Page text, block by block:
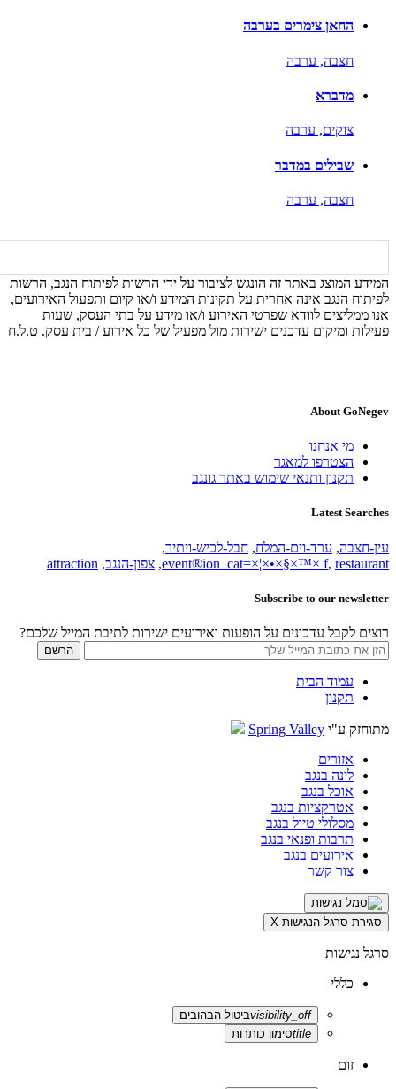
החאן צימרים בערבה
חצבה, ערבה
מדברא
צוקים, ערבה
שבילים במדבר
חצבה, ערבה
המידע המוצג באתר זה הונגש לציבור על ידי הרשות לפיתוח הנגב, הרשות
לפיתוח הנגב אינה אחרית על תקינות המידע ו/או קיום ותפעול האירועים,
אנו ממליצים לוודא שפרטי האירוע ו/או מידע על בתי העסק, שעות
פעילות ומיקום עדכנים ישירות מול מפעיל של כל אירוע / בית עסק. ט.ל.ח
About GoNegev
מי אנחנו
הצטרפו למאגר
תקנון ותנאי שימוש באתר גונגב
Latest Searches
עין-חצבה, ערד-וים-המלח, חבל-לכיש-ויתיר,
event®ion_cat=×¦×•×§×™× f, restaurant
, צפון-הנגב,
attraction
Subscribe to our newsletter
רוצים לקבל עדכונים על הופעות ואירועים ישירות לתיבת המייל שלכם?
עמוד הבית
תקנון
מתוחזק ע"י Spring Valley
אזורים
לינה בנגב
אוכל בנגב
אטרקציות בנגב
מסלולי טיול בנגב
תרבות ופנאי בנגב
אירועים בנגב
צור קשר
סגירת סרגל הנגישות X
סרגל נגישות
כללי
visibility_offביטול הבהובים
titleסימון כותרות
זום